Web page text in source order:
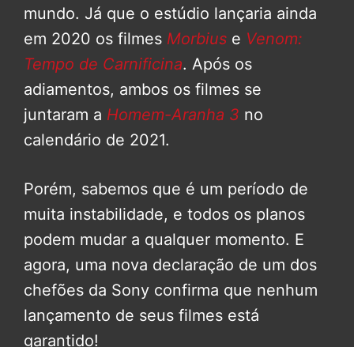
mundo. Já que o estúdio lançaria ainda
em 2020 os filmes Morbius e Venom:
Tempo de Carnificina. Após os
adiamentos, ambos os filmes se
juntaram a Homem-Aranha 3 no
calendário de 2021.
Porém, sabemos que é um período de
muita instabilidade, e todos os planos
podem mudar a qualquer momento. E
agora, uma nova declaração de um dos
chefões da Sony confirma que nenhum
lançamento de seus filmes está
garantido!